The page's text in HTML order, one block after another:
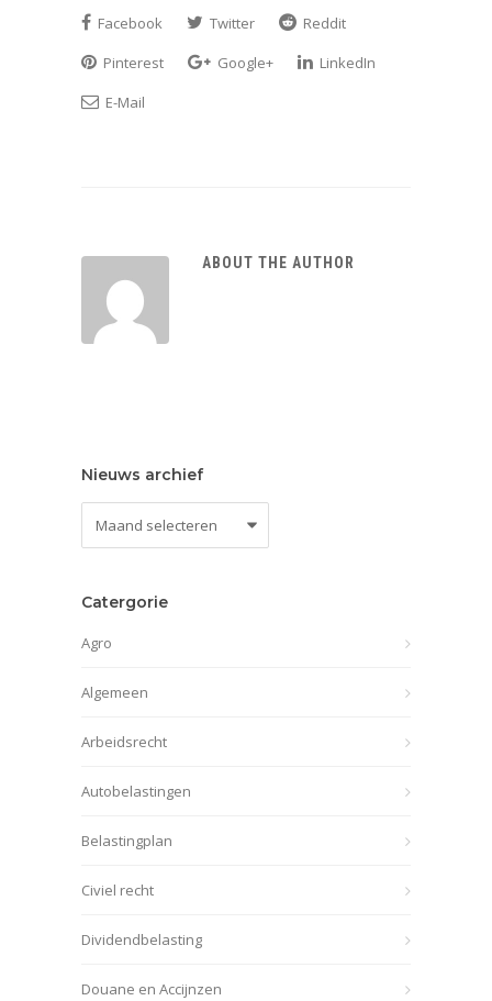
Facebook Twitter
Reddit
Pinterest
Google+
LinkedIn
E-Mail
ABOUT THE AUTHOR
Nieuws archief
Catergorie
Agro
Algemeen
Arbeidsrecht
Autobelastingen
Belastingplan
Civiel recht
Dividendbelasting
Douane en Accijnzen